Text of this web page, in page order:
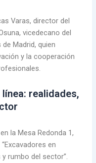
Varas, director del
vicedecano del
Madrid, quien
y la cooperación
realidades,
la Mesa Redonda 1,
en
rumbo del sector”.